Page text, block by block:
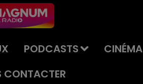
PODCASTS CINÉMA
CONTACTER